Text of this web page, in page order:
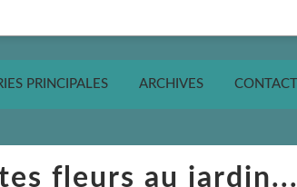
PRINCIPALES ARCHIVES CONTACT
fleurs au jardin...